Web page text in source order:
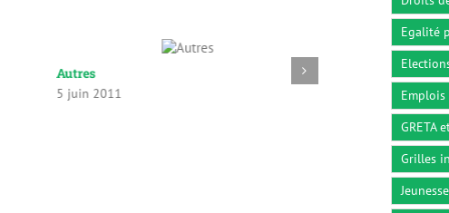
Autres
5 juin 2011
Circulaire du 26
26 décembre 2018
Egalité
Emplois
GRETA
Grilles